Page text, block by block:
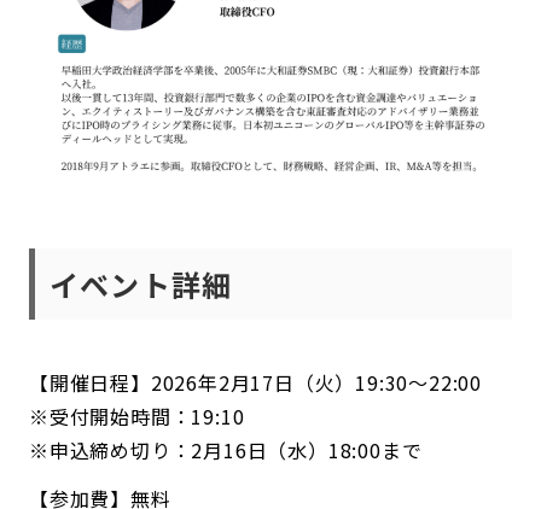
イベント詳細
【開催日程】2026年2月17日（火）19:30～22:00
※受付開始時間：19:10
※申込締め切り：2月16日（水）18:00まで
【参加費】無料